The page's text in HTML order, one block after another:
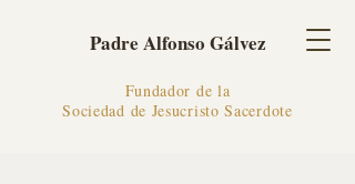
Padre Alfonso Gálvez
Fundador de la
Sociedad de Jesucristo Sacerdote